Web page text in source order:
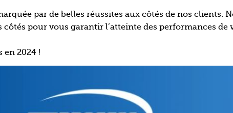
par de belles réussites aux côtés de nos clients.
côtés pour vous garantir l’atteinte des performances de
en 2024 !